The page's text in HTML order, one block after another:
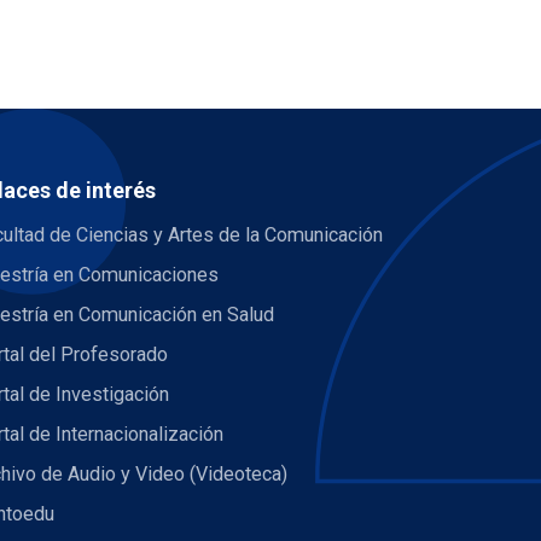
de interés
de Ciencias y Artes de la Comunicación
en Comunicaciones
en Comunicación en Salud
del Profesorado
de Investigación
de Internacionalización
de Audio y Video (Videoteca)